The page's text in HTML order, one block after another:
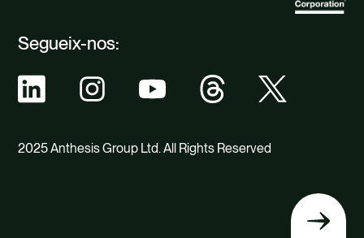
Segueix-nos:
2025 Anthesis Group Ltd. All Rights Reserved
Tornar